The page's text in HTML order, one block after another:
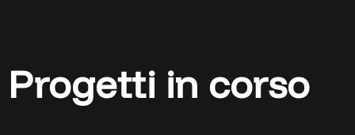
Progetti in corso